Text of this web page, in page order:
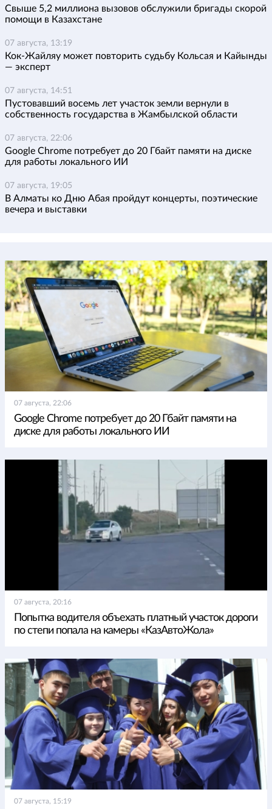
Свыше 5,2 миллиона вызовов обслужили бригады скорой
помощи в Казахстане
07 августа, 13:19
Кок-Жайляу может повторить судьбу Кольсая и Кайынды
— эксперт
07 августа, 14:51
Пустовавший восемь лет участок земли вернули в
собственность государства в Жамбылской области
07 августа, 22:06
Google Chrome потребует до 20 Гбайт памяти на диске
для работы локального ИИ
07 августа, 19:05
В Алматы ко Дню Абая пройдут концерты, поэтические
вечера и выставки
07 августа, 22:06
Google Chrome потребует до 20 Гбайт памяти на
диске для работы локального ИИ
07 августа, 20:16
Попытка водителя объехать платный участок дороги
по степи попала на камеры «КазАвтоЖола»
07 августа, 15:19